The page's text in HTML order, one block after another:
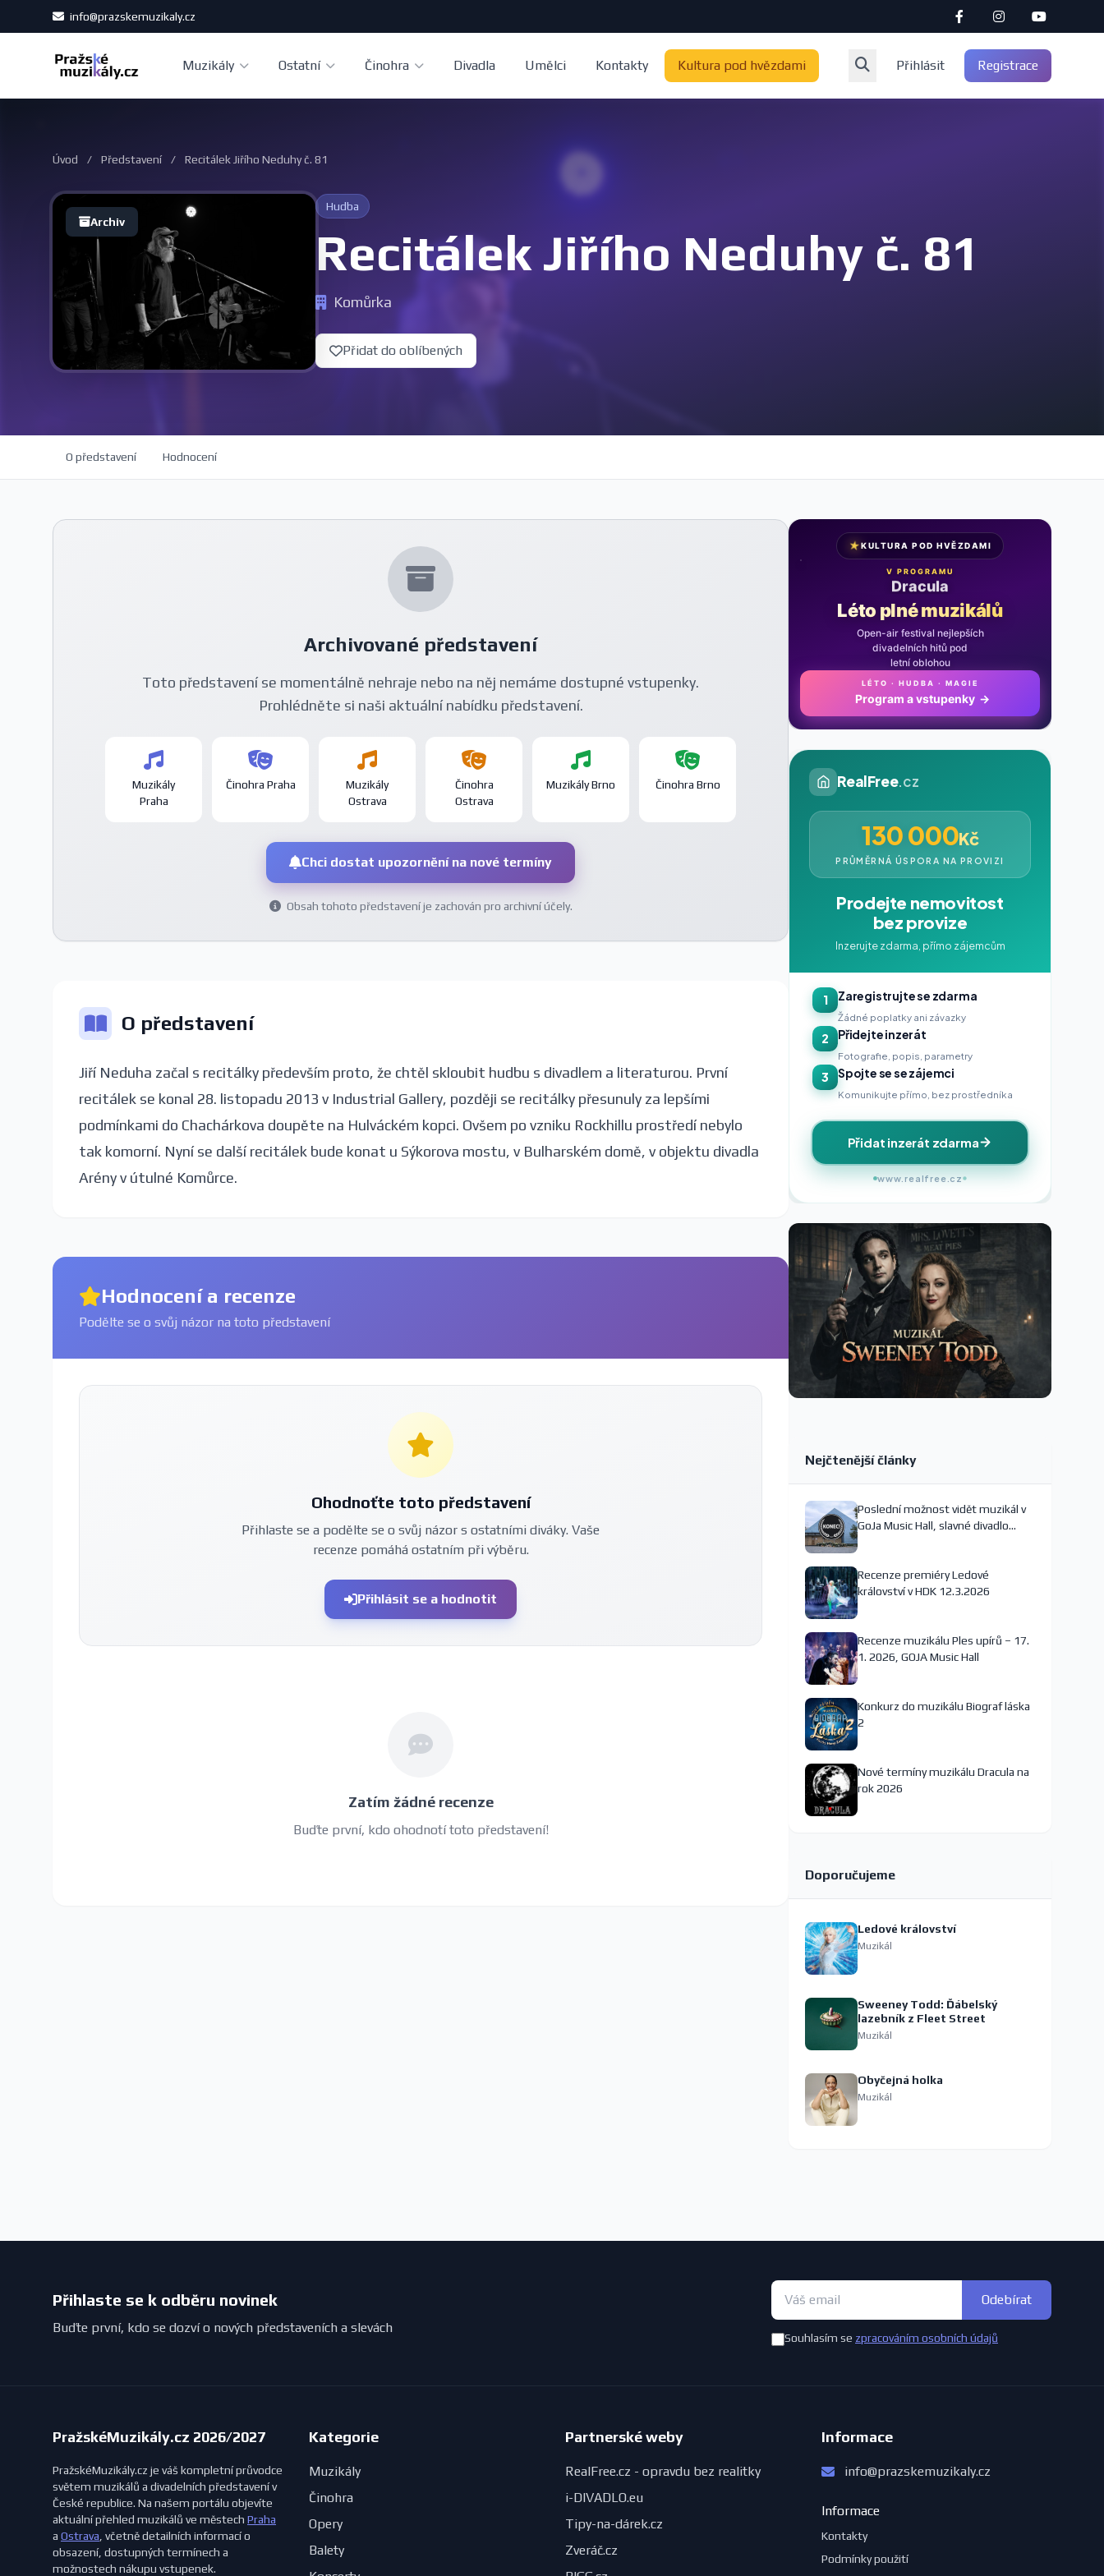
info@prazskemuzikaly.cz
Muzikály Ostatní Činohra Divadla Umělci Kontakty Kultura pod hvězdami Přihlásit Registrace
Úvod / Představení / Recitálek Jiřího Neduhy č. 81
Archiv
Hudba
Recitálek Jiřího Neduhy č. 81
Komůrka
Přidat do oblíbených
O představení Hodnocení
Archivované představení
Toto představení se momentálně nehraje nebo na něj nemáme dostupné vstupenky.
Prohlédněte si naši aktuální nabídku představení.
Muzikály
Praha
Činohra Praha
Muzikály
Ostrava
Činohra
Ostrava
Muzikály Brno Činohra Brno
Chci dostat upozornění na nové termíny
Obsah tohoto představení je zachován pro archivní účely.
O představení
Jiří Neduha začal s recitálky především proto, že chtěl skloubit hudbu s divadlem a literaturou. První
recitálek se konal 28. listopadu 2013 v Industrial Gallery, později se recitálky přesunuly za lepšími
podmínkami do Chachárkova doupěte na Hulváckém kopci. Ovšem po vzniku Rockhillu prostředí nebylo
tak komorní. Nyní se další recitálek bude konat u Sýkorova mostu, v Bulharském domě, v objektu divadla
Arény v útulné Komůrce.
Hodnocení a recenze
Podělte se o svůj názor na toto představení
Ohodnoťte toto představení
Přihlaste se a podělte se o svůj názor s ostatními diváky. Vaše
recenze pomáhá ostatním při výběru.
Přihlásit se a hodnotit
Zatím žádné recenze
Buďte první, kdo ohodnotí toto představení!
★KULTURA POD HVĚZDAMI
V PROGRAMU
Noc na Karlštejně
Léto plné muzikálů
Open-air festival nejlepších
divadelních hitů pod
letní oblohou
LÉTO · HUDBA · MAGIE
Program a vstupenky →
RealFree.cz
130 000Kč
PRŮMĚRNÁ ÚSPORA NA PROVIZI
Prodejte nemovitost
bez provize
Inzerujte zdarma, přímo zájemcům
1 Zaregistrujte se zdarma
Žádné poplatky ani závazky
2 Přidejte inzerát
Fotografie, popis, parametry
3 Spojte se se zájemci
Komunikujte přímo, bez prostředníka
Přidat inzerát zdarma
www.realfree.cz
Nejčtenější články
Poslední možnost vidět muzikál v
GoJa Music Hall, slavné divadlo
Recenze premiéry Ledové
království v HDK 12.3.2026
Recenze muzikálu Ples upírů – 17.
1. 2026, GOJA Music Hall
Konkurz do muzikálu Biograf láska
2
Nové termíny muzikálu Dracula na
rok 2026
Doporučujeme
Ledové království
Muzikál
Sweeney Todd: Ďábelský
lazebník z Fleet Street
Muzikál
Obyčejná holka
Muzikál
Přihlaste se k odběru novinek
Buďte první, kdo se dozví o nových představeních a slevách
Odebírat
Souhlasím se zpracováním osobních údajů
PražskéMuzikály.cz 2026/2027
PražskéMuzikály.cz je váš kompletní průvodce
světem muzikálů a divadelních představení v
České republice. Na našem portálu objevíte
aktuální přehled muzikálů ve městech Praha
a Ostrava , včetně detailních informací o
obsazení, dostupných termínech a
možnostech nákupu vstupenek.
Kategorie
Muzikály
Činohra
Opery
Balety
Partnerské weby
RealFree.cz - opravdu bez realitky
i-DIVADLO.eu
Tipy-na-dárek.cz
Zveráč.cz
Informace
info@prazskemuzikaly.cz
Informace
Kontakty
Podmínky použití